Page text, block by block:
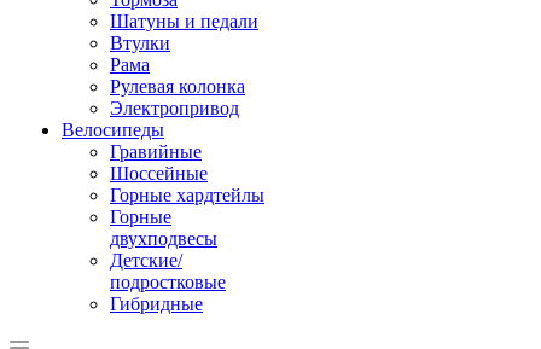
Шатуны и педали
Втулки
Рама
Рулевая колонка
Электропривод
Велосипеды
Гравийные
Шоссейные
Горные хардтейлы
Горные
двухподвесы
Детские/
подростковые
Гибридные